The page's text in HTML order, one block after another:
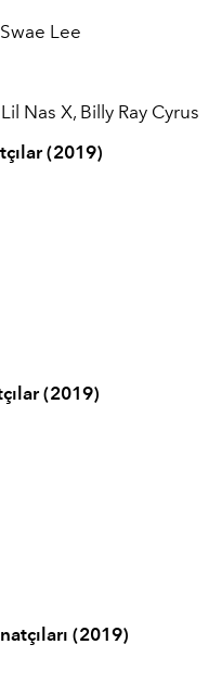
Lee
Nas X, Billy Ray Cyrus
(2019)
(2019)
(2019)